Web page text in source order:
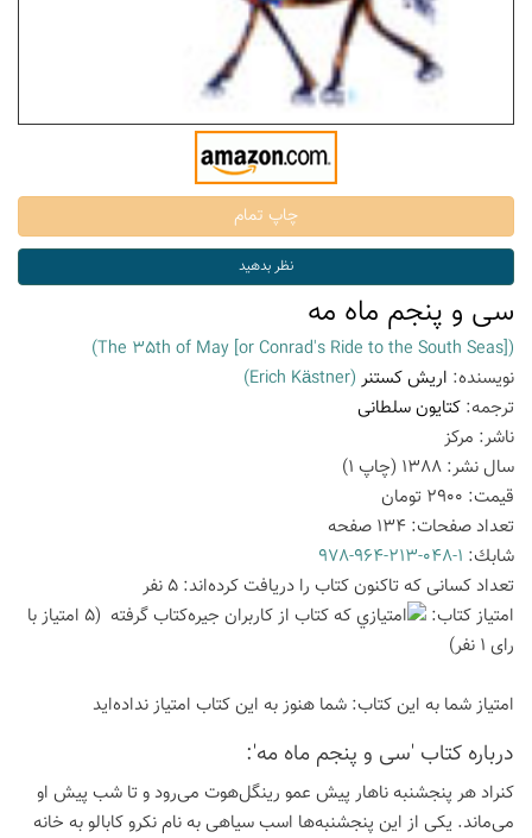
سی و پنجم ماه مه
(The 35th of May [or Conrad's Ride to the South Seas])
نویسنده: اریش کستنر (Erich Kästner)
ترجمه: کتایون سلطانی
ناشر: مرکز
سال نشر: 1388 (چاپ 1
)
قیمت: 2900 تومان
تعداد صفحات: 134 صفحه
شابك: 978-964-213-048-1
تعداد كسانی كه تاكنون كتاب را دریافت كرده‌اند: 5 نفر
امتیاز كتاب:
(5 امتیاز با
رای 1 نفر)
امتیاز شما به این كتاب: شما هنوز به این كتاب امتیاز نداده‌اید
درباره كتاب 'سی و پنجم ماه مه':
کنراد هر پنجشنبه ناهار پیش عمو رینگل‌هوت می‌رود و تا شب پیش او
می‌ماند. یکی از این پنجشنبه‌ها اسب سیاهی به نام نکرو کابالو به خانه